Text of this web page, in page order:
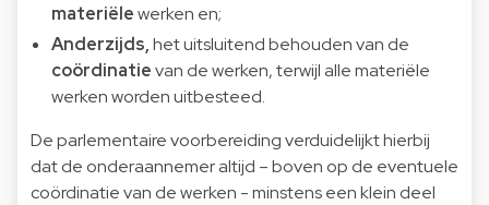
materiëlewerken en;
Anderzijds,het uitsluitend behouden van de
coördinatievan de werken, terwijl alle materiële
werken worden uitbesteed.
De parlementaire voorbereiding verduidelijkt hierbij
dat de onderaannemer altijd – boven op de eventuele
coördinatie van de werken - minstens een klein deel